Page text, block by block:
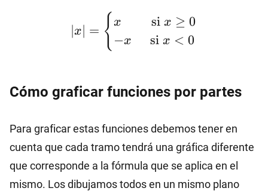
|x|=\begin{cases}
x \hspace{8mm}
\text{si} \ x≥0
\text{si} \ x<0
∣x∣ = {x si x ≥ 0
−x si x < 0
Cómo graficar funciones por partes
Para graficar estas funciones debemos tener en
cuenta que cada tramo tendrá una gráfica diferente
que corresponde a la fórmula que se aplica en el
mismo. Los dibujamos todos en un mismo plano